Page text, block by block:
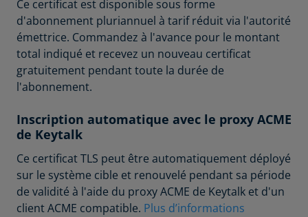
Ce certificat est disponible sous forme
d'abonnement pluriannuel à tarif réduit via l'autorité
émettrice. Commandez à l'avance pour le montant
total indiqué et recevez un nouveau certificat
gratuitement pendant toute la durée de
l'abonnement.
Inscription automatique avec le proxy ACME
de Keytalk
Ce certificat TLS peut être automatiquement déployé
sur le système cible et renouvelé pendant sa période
de validité à l'aide du proxy ACME de Keytalk et d'un
client ACME compatible. Plus d’informations